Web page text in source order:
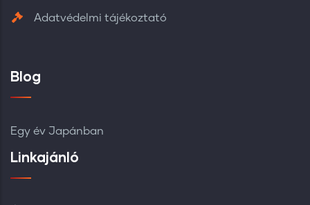
Adatvédelmi tájékoztató
Blog
Egy év Japánban
Linkajánló